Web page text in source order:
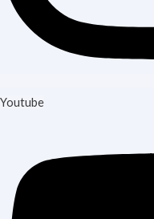
Youtube